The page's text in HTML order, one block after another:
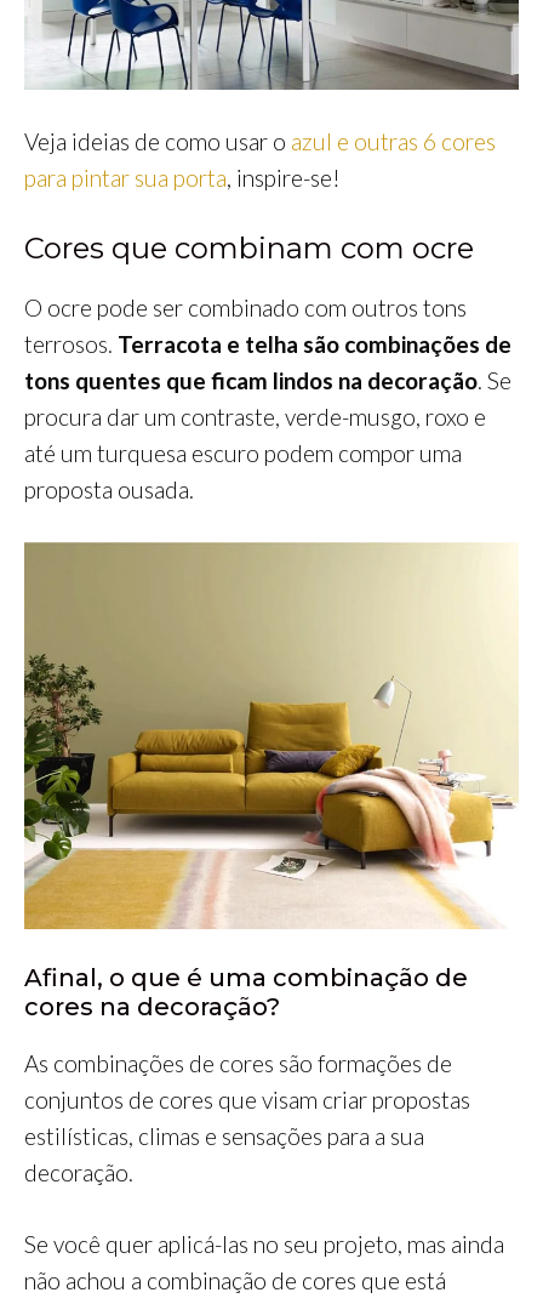
Veja ideias de como usar o azul e outras 6 cores
para pintar sua porta, inspire-se!
Cores que combinam com ocre
O ocre pode ser combinado com outros tons
terrosos. Terracota e telha são combinações de
tons quentes que ficam lindos na decoração. Se
procura dar um contraste, verde-musgo, roxo e
até um turquesa escuro podem compor uma
proposta ousada.
Afinal, o que é uma combinação de
cores na decoração?
As combinações de cores são formações de
conjuntos de cores que visam criar propostas
estilísticas, climas e sensações para a sua
decoração.
Se você quer aplicá-las no seu projeto, mas ainda
não achou a combinação de cores que está